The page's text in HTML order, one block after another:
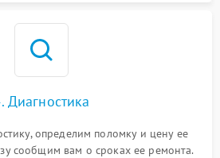
Диагностика
определим поломку и цену ее
сообщим вам о сроках ее ремонта.